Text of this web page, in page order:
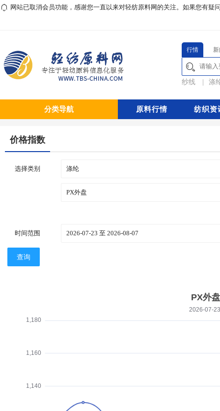
网站已取消会员功能，感谢您一直以来对轻纺原料网的关注。如果您有疑
行情
纱线 涤
分类导航 原料行情 纺织资
价格指数
选择类别
时间范围
查询